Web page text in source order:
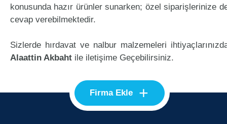
konusunda hazır ürünler sunarken; özel siparişlerinize
cevap verebilmektedir.
Sizlerde hırdavat ve nalbur malzemeleri
Alaattin Akbaht ile iletişime Geçebilirsiniz.
Firma Ekle +